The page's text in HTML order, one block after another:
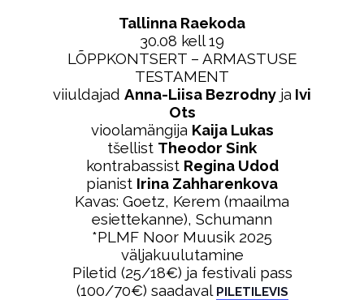
Tallinna Raekoda
30.08 kell 19
LÕPPKONTSERT – ARMASTUSE
TESTAMENT
viiuldajad Anna-Liisa Bezrodny ja Ivi
Ots
vioolamängija Kaija Lukas
tšellist Theodor Sink
kontrabassist Regina Udod
pianist Irina Zahharenkova
Kavas: Goetz, Kerem (maailma
esiettekanne), Schumann
*PLMF Noor Muusik 2025
väljakuulutamine
Piletid (25/18€) ja festivali pass
(100/70€) saadaval PILETILEVIS